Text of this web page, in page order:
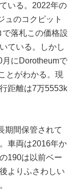
いる。2022年の
ュのコクピット
落札この価格設
ている。しかし
にDorotheumで
とがわかる。現
距離は7万5553k
期間保管されて
車両は2016年か
190は以前ベー
よりふさわしい